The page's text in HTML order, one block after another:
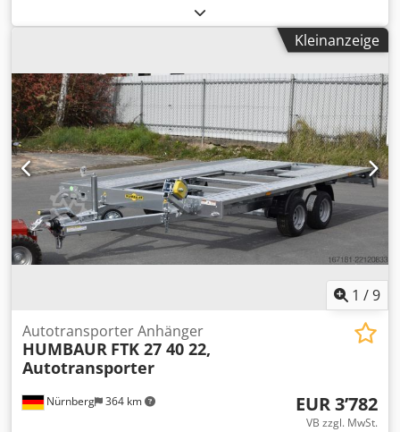
, Laderaumbreite:
Laderaumhöhe:2’190 mm, Ausstattung:ABS,
, jännert schierling JS1L 5K Autotransporter
Ez: 26.09.2005 * Zul. Gesamtgewicht : 5,00 t * ABS *
Luftfederung * Auffahrrampen ausklappbar * Aluminium-
Profilboden * 2x Rolltor links * Seilwinde * Laderampe
mechanisch Maße (Laderaum/Ladefläche) : länge innen :
6.200 mm breite innen : 2.360 mm höhe innen : 2.190 mm
Reifen : 205 / 65 R 17.5 45% luftgefedert ---- Preis: 5.900,-
Euro + 19% MwSt. Für weitere Fragen können Sie uns unter
folgenden Rufnummern erreichen: Dedpfx Ajzkc Atsmhjck
Wir sprechen: Deutsch, English, français, polski und
russisch Schreibfehler, Irrtümer und Zwischenverkauf
Kleinanzeige
1 /9
Nürnberg 364 km
Autotransporter Anhänger
HUMBAUR FTK 27 40 22,
Autotransporter
EUR 3’782
VB zzgl. MwSt.